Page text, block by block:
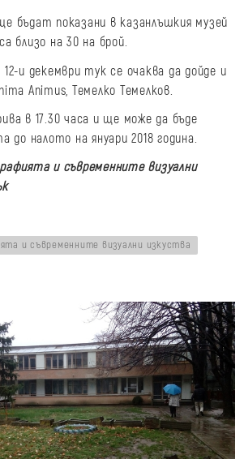
бъдат показани в казанлъшкия музей
близо на 30 на брой.
и декември тук се очаква да дойде и
Animus, Темелко Темелков.
в 17.30 часа и ще може да бъде
до налото на януари 2018 година.
и съвременните визуални
и съвременните визуални изкуства